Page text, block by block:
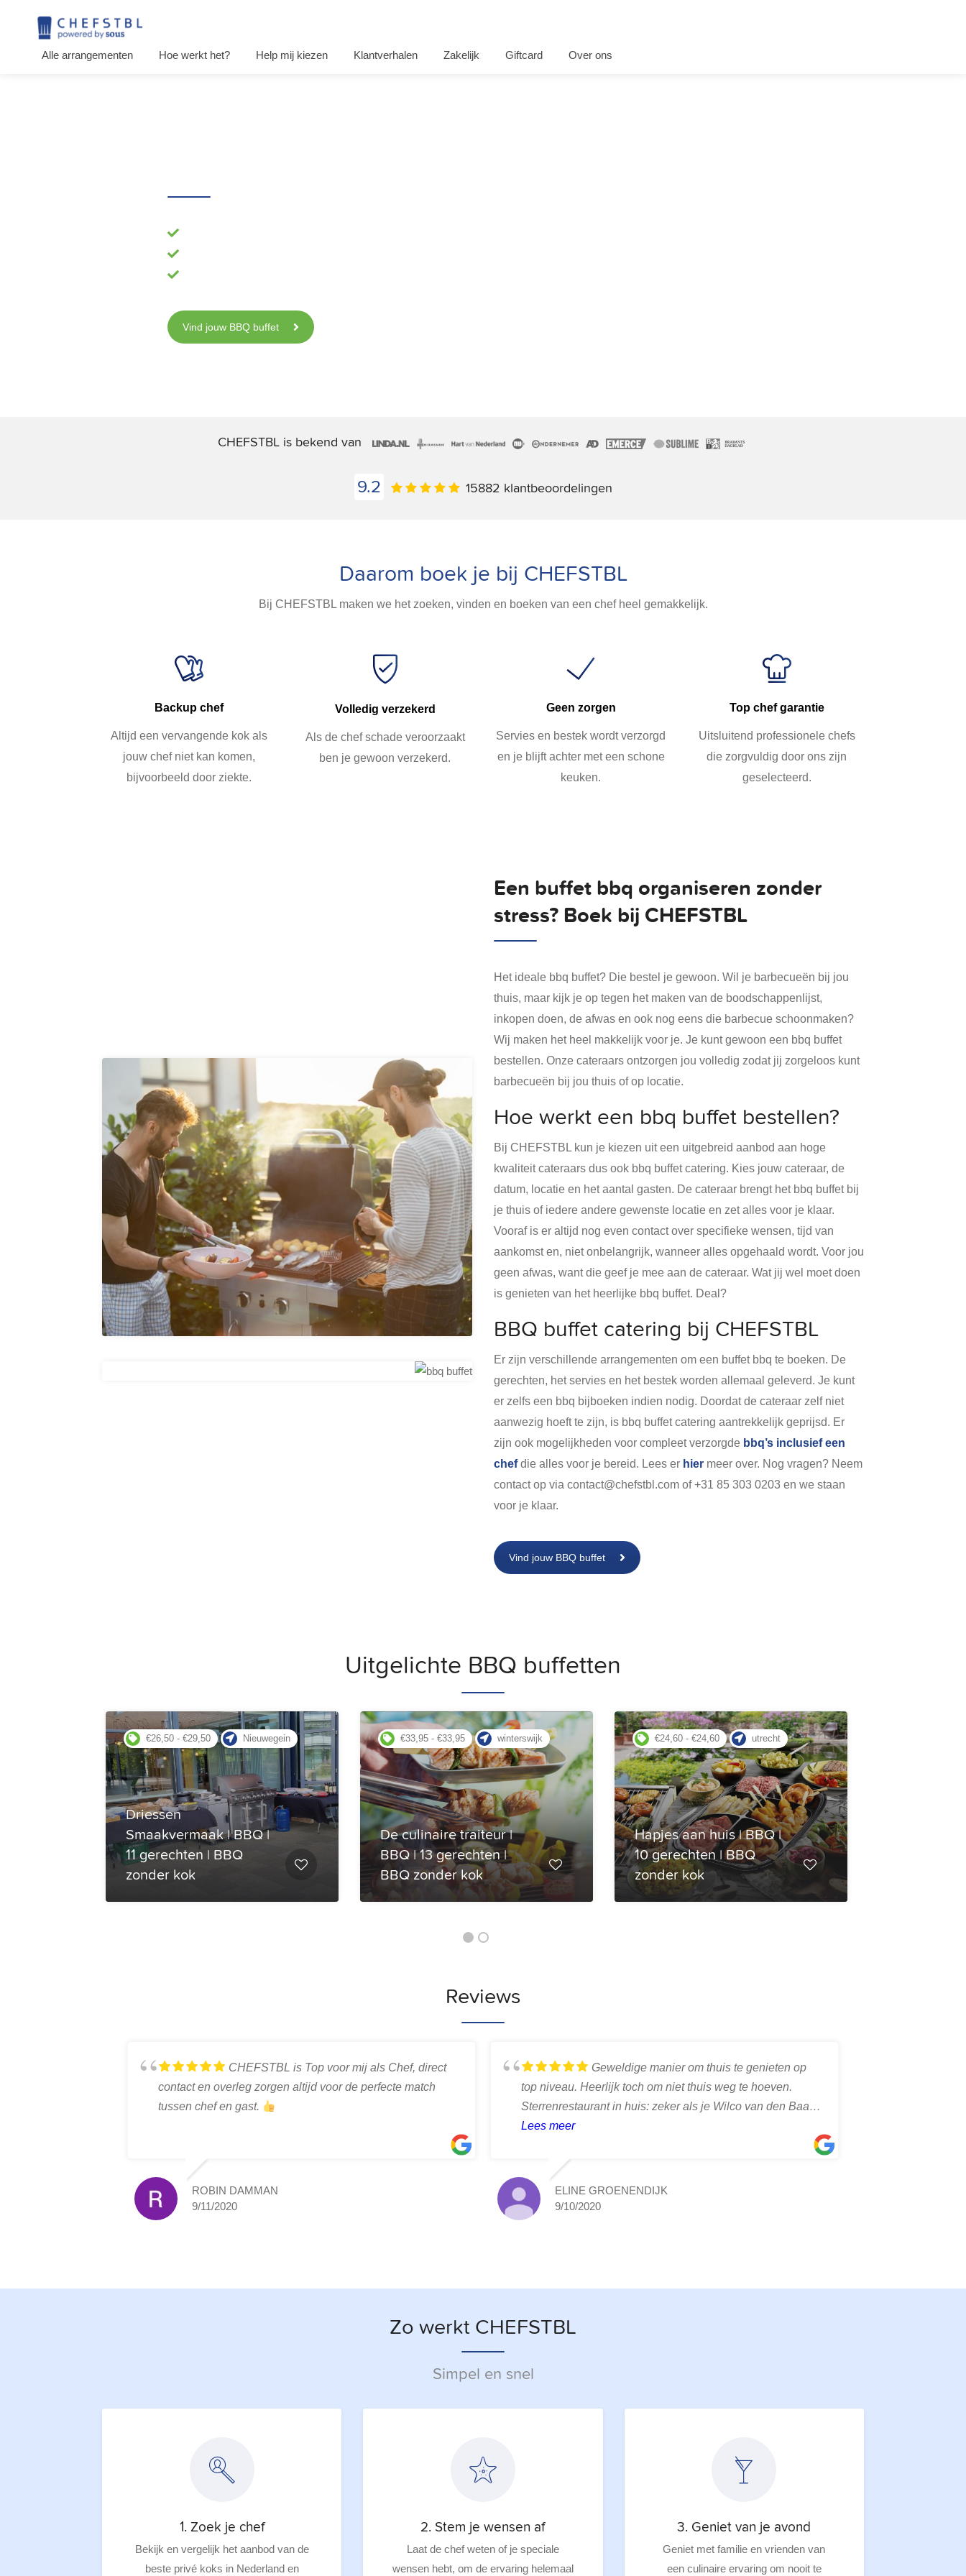
Alle arrangementen Hoe werkt het? Help mij kiezen Klantverhalen Zakelijk Giftcard Over ons
Vind jouw BBQ buffet
CHEFSTBL is bekend van
9.2 15882 klantbeoordelingen
Daarom boek je bij CHEFSTBL
Bij CHEFSTBL maken we het zoeken, vinden en boeken van een chef heel gemakkelijk.
Backup chef
Altijd een vervangende kok als
jouw chef niet kan komen,
bijvoorbeeld door ziekte.
Volledig verzekerd
Als de chef schade veroorzaakt
ben je gewoon verzekerd.
Geen zorgen
Servies en bestek wordt verzorgd
en je blijft achter met een schone
keuken.
Top chef garantie
Uitsluitend professionele chefs
die zorgvuldig door ons zijn
geselecteerd.
Een buffet bbq organiseren zonder
stress? Boek bij CHEFSTBL
Het ideale bbq buffet? Die bestel je gewoon. Wil je barbecueën bij jou
thuis, maar kijk je op tegen het maken van de boodschappenlijst,
inkopen doen, de afwas en ook nog eens die barbecue schoonmaken?
Wij maken het heel makkelijk voor je. Je kunt gewoon een bbq buffet
bestellen. Onze cateraars ontzorgen jou volledig zodat jij zorgeloos kunt
barbecueën bij jou thuis of op locatie.
Hoe werkt een bbq buffet bestellen?
Bij CHEFSTBL kun je kiezen uit een uitgebreid aanbod aan hoge
kwaliteit cateraars dus ook bbq buffet catering. Kies jouw cateraar, de
datum, locatie en het aantal gasten. De cateraar brengt het bbq buffet bij
je thuis of iedere andere gewenste locatie en zet alles voor je klaar.
Vooraf is er altijd nog even contact over specifieke wensen, tijd van
aankomst en, niet onbelangrijk, wanneer alles opgehaald wordt. Voor jou
geen afwas, want die geef je mee aan de cateraar. Wat jij wel moet doen
is genieten van het heerlijke bbq buffet. Deal?
BBQ buffet catering bij CHEFSTBL
Er zijn verschillende arrangementen om een buffet bbq te boeken. De
gerechten, het servies en het bestek worden allemaal geleverd. Je kunt
er zelfs een bbq bijboeken indien nodig. Doordat de cateraar zelf niet
aanwezig hoeft te zijn, is bbq buffet catering aantrekkelijk geprijsd. Er
zijn ook mogelijkheden voor compleet verzorgde bbq’s inclusief een
chefdie alles voor je bereid. Lees er hier meer over. Nog vragen? Neem
contact op via contact@chefstbl.com of +31 85 303 0203 en we staan
voor je klaar.
Vind jouw BBQ buffet
Uitgelichte BBQ buffetten
€26,50 - €29,50 Nieuwegein
Driessen
Smaakvermaak | BBQ |
11 gerechten | BBQ
zonder kok
€33,95 - €33,95 winterswijk
De culinaire traiteur |
BBQ | 13 gerechten |
BBQ zonder kok
€24,60 - €24,60 utrecht
Hapjes aan huis | BBQ |
10 gerechten | BBQ
zonder kok
Reviews
CHEFSTBL is Top voor mij als Chef, direct
contact en overleg zorgen altijd voor de perfecte match
tussen chef en gast.
ROBIN DAMMAN
9/11/2020
Geweldige manier om thuis te genieten op
top niveau. Heerlijk toch om niet thuis weg te hoeven.
Sterrenrestaurant in huis: zeker als je Wilco van den Baar
van uwchefkokthuis boekt.
Lees meer
ELINE GROENENDIJK
9/10/2020
Zo werkt CHEFSTBL
Simpel en snel
1. Zoek je chef
Bekijk en vergelijk het aanbod van de
beste privé koks in Nederland en
2. Stem je wensen af
Laat de chef weten of je speciale
wensen hebt, om de ervaring helemaal
3. Geniet van je avond
Geniet met familie en vrienden van
een culinaire ervaring om nooit te